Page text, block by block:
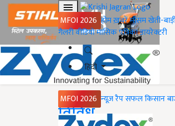
MFOI 2026 होमख़बरेंमौसमखेती-
गैलरीवीडियोमासिक पत्रिकाडायरेक्टरी
हिंदी
MFOI 2026 न्यूज़ रैपसफल किसान
Home
विविध